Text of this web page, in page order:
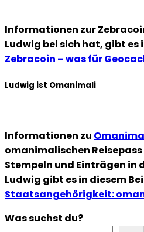
Informationen zur
Ludwig bei sich hat, gibt es
Zebracoin – was für
Ludwig ist Omanimali
Informationen zu
omanimalischen
Stempeln und Einträgen in
Ludwig gibt es in diesem
Staatsangehörigkeit:
Was suchst du?